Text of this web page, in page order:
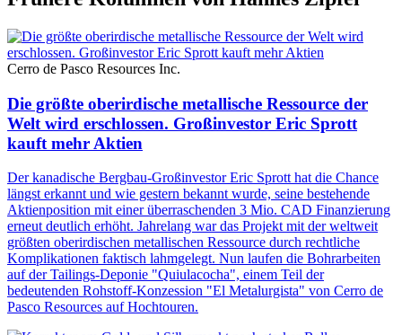
Cerro de Pasco Resources Inc.
Die größte oberirdische metallische Ressource der
Welt wird erschlossen. Großinvestor Eric Sprott
kauft mehr Aktien
Der kanadische Bergbau-Großinvestor Eric Sprott hat die Chance
längst erkannt und wie gestern bekannt wurde, seine bestehende
Aktienposition mit einer überraschenden 3 Mio. CAD Finanzierung
erneut deutlich erhöht. Jahrelang war das Projekt mit der weltweit
größten oberirdischen metallischen Ressource durch rechtliche
Komplikationen faktisch lahmgelegt. Nun laufen die Bohrarbeiten
auf der Tailings-Deponie "Quiulacocha", einem Teil der
bedeutenden Rohstoff-Konzession "El Metalurgista" von Cerro de
Pasco Resources auf Hochtouren.